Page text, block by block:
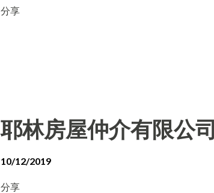
分享
耶林房屋仲介有限公司
10/12/2019
分享